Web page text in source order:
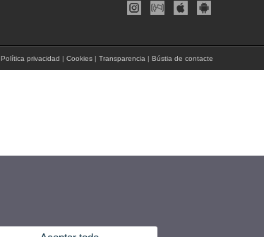
Política privacidad | Cookies | Transparencia | Bústia de contacte